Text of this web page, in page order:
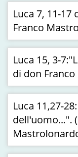
Luca 7, 11-
Franco
Luca 15, 3-
di don
Luca 11,27-
dell'uomo...".